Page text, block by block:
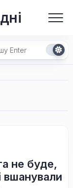
не буде,
вшанували